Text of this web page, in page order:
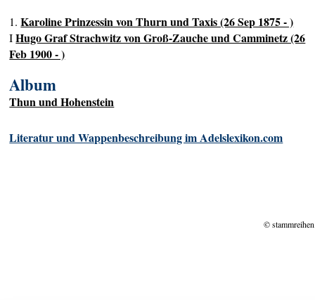
1.Karoline Prinzessin von Thurn und Taxis (26 Sep 1875 - )
IHugo Graf Strachwitz von Groß-Zauche und Camminetz (26
Feb 1900 - )
Album
Thun und Hohenstein
Literatur und Wappenbeschreibung im Adelslexikon.com
©